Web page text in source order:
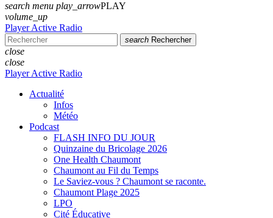
search menu play_arrowPLAY
volume_up
Player Active Radio
search Rechercher
close
close
Player Active Radio
Actualité
Infos
Météo
Podcast
FLASH INFO DU JOUR
Quinzaine du Bricolage 2026
One Health Chaumont
Chaumont au Fil du Temps
Le Saviez-vous ? Chaumont se raconte.
Chaumont Plage 2025
LPO
Cité Éducative